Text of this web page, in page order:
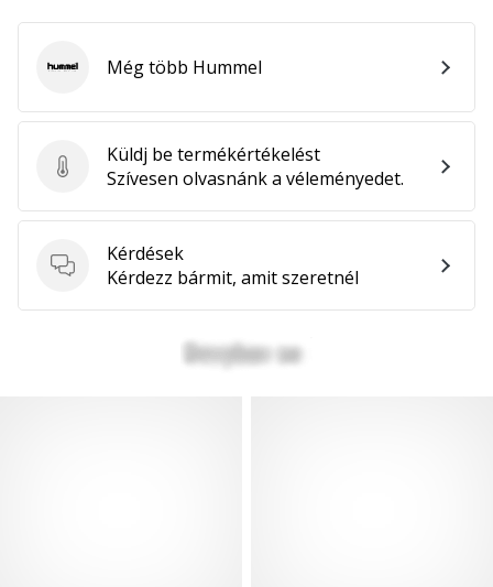
Küldj be termékértékelést
Küldj be termékértékelést
Szívesen olvasnánk a véleményedet.
Kérdések
Kérdések
Kérdezz bármit, amit szeretnél
HummelMég több Hummel